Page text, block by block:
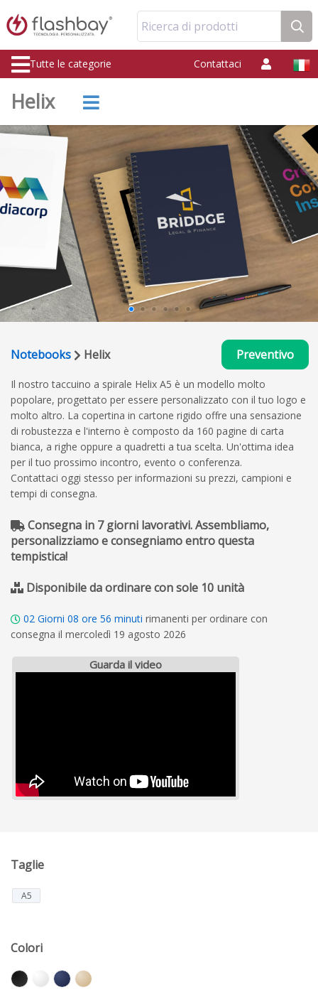
Ricerca di prodotti
Tutte le categorie Contattaci
Helix
Notebooks Helix Preventivo
Il nostro taccuino a spirale Helix A5 è un modello molto
popolare, progettato per essere personalizzato con il tuo logo e
molto altro. La copertina in cartone rigido offre una sensazione
di robustezza e l'interno è composto da 160 pagine di carta
bianca, a righe oppure a quadretti a tua scelta. Un'ottima idea
per il tuo prossimo incontro, evento o conferenza.
Contattaci oggi stesso per informazioni su prezzi, campioni e
tempi di consegna.
Consegna in 7 giorni lavorativi. Assembliamo,
personalizziamo e consegniamo entro questa
tempistica!
Disponibile da ordinare con sole 10 unità
02 Giorni 08 ore 56 minuti rimanenti per ordinare con
consegna il mercoledì 19 agosto 2026
Guarda il video
Taglie
A5
Colori